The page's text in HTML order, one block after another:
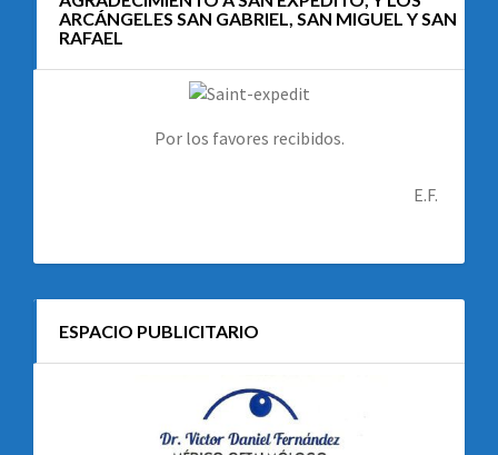
ARCÁNGELES SAN GABRIEL, SAN MIGUEL Y SAN
RAFAEL
Por los favores recibidos.
E.F.
ESPACIO PUBLICITARIO